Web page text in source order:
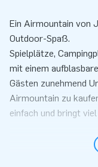
Ein Airmountain von
Outdoor-Spaß.
Spielplätze,
mit einem
Gästen zunehmend
Airmountain zu
einfach und bringt
Der Airmountain